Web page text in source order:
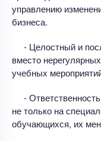
управлению
бизнеса.
- Целостный и
вместо
учебных
-
не только на
обучающихся, их